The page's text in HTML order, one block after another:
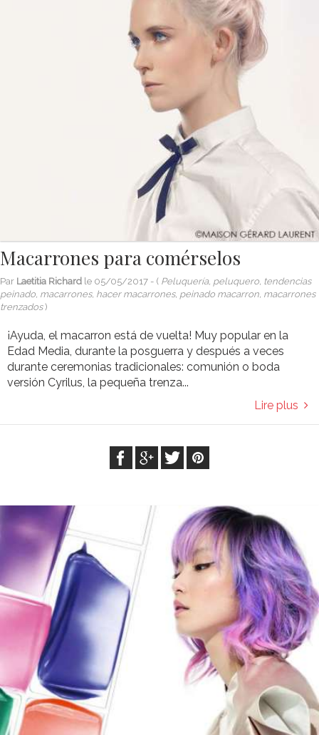
Macarrones para comérselos
Par Laetitia Richard le 05/05/2017 - ( Peluquería, peluquero, tendencias
peinado, macarrones, hacer macarrones, peinado macarron, macarrones
trenzados)
¡Ayuda, el macarron está de vuelta! Muy popular en la
Edad Media, durante la posguerra y después a veces
durante ceremonias tradicionales: comunión o boda
versión Cyrilus, la pequeña trenza...
Lire plus